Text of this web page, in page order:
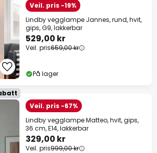
Veil. pris -19%
Lindby vegglampe Jannes, rund, hvit,
gips, G9, lakkerbar
529,00 kr
Veil. pris659,00 kr
På lager
Veil. pris -67%
Lindby vegglampe Matteo, hvit, gips,
36 cm, E14, lakkerbar
329,00 kr
Veil. pris999,00 kr